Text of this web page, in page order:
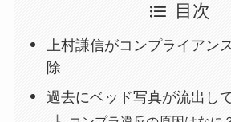
目次
上村謙信がコンプライアン
除
過去にベッド写真が流出し